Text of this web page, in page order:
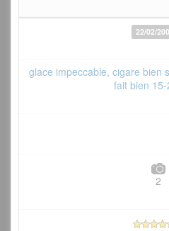
22/02/
glace impeccable, cigare bien
fait bien
2